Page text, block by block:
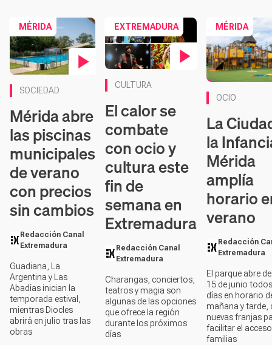
MÉRIDA
SOCIEDAD
Mérida abre
las piscinas
municipales
de verano
con precios
sin cambios
Redacción Canal
Extremadura
Guadiana, La
Argentina y Las
Abadías inician la
temporada estival,
mientras Diocles
abrirá en julio tras las
obras
EXTREMADURA
CULTURA
El calor se
combate
con ocio y
cultura este
fin de
semana en
Extremadura
Redacción Canal
Extremadura
Charangas, conciertos,
teatros y magia son
algunas de las opciones
que ofrece la región
durante los próximos
días
MÉRIDA
OCIO
La
la
Mérida
amplía
horario
verano
Redacción
Extremadura
El parque abre
15 de junio
días en horario
mañana y tarde,
nuevas franjas
facilitar el
familias